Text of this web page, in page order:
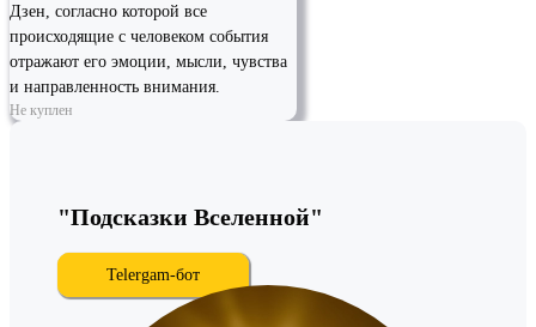
Дзен, согласно которой все
происходящие с человеком события
отражают его эмоции, мысли, чувства
и направленность внимания.
Не куплен
"Подсказки Вселенной"
Telergam-бот